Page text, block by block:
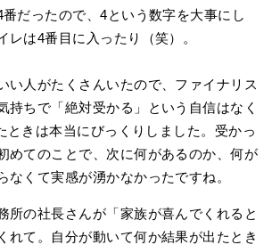
番だったので、4という数字を大事にし
レは4番目に入ったり（笑）。
い人がたくさんいたので、ファイナリス
持ちで「絶対受かる」という自信はなく
ときは本当にびっくりしました。受かっ
めてのことで、次に何があるのか、何が
なくて実感が湧かなかったですね。
所の社長さんが「家族が喜んでくれると
れて。自分が動いて何か結果が出たとき